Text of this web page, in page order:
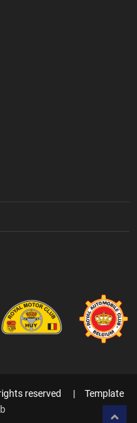
rights reserved | Template